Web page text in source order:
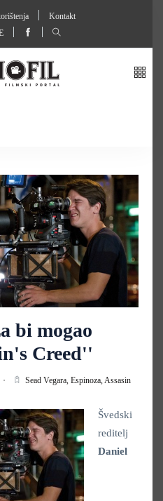
Kontakt
bi mogao
Creed''
Sead Vegara, Espinoza,Assasin
Švedski
reditelj
Daniel